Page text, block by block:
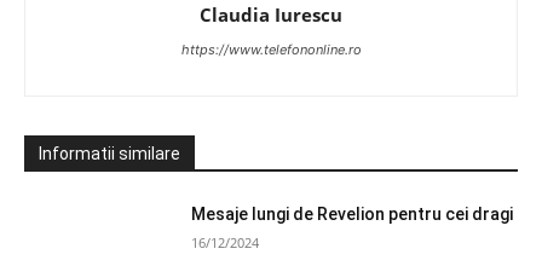
Claudia Iurescu
https://www.telefononline.ro
Informatii similare
Mesaje lungi de Revelion pentru cei dragi
16/12/2024